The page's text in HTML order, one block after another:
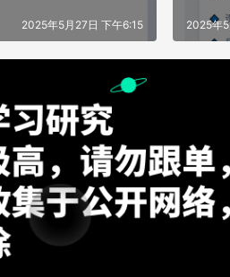
2025年5月27日 下午6:15 2025年